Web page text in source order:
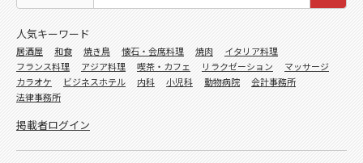
人気キーワード
居酒屋 和食 焼き鳥 懐石・会席料理 焼肉
イタリア料理
フランス料理
アジア料理 喫茶・カフェ リラクゼーション
マッサージ
カラオケ
ビジネスホテル 内科 小児科 動物病院
会計事務所
法律事務所
掲載者ログイン